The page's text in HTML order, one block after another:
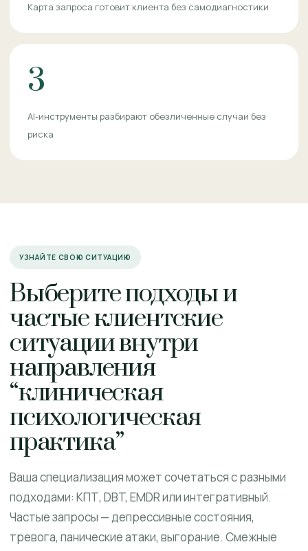
Карта запроса готовит клиента без самодиагностики
3
AI-инструменты разбирают обезличенные случаи без
риска
УЗНАЙТЕ СВОЮ СИТУАЦИЮ
Выберите подходы и
частые клиентские
ситуации внутри
направления
“клиническая
психологическая
практика”
Ваша специализация может сочетаться с разными
подходами: КПТ, DBT, EMDR или интегративный.
Частые запросы — депрессивные состояния,
тревога, панические атаки, выгорание. Смежные